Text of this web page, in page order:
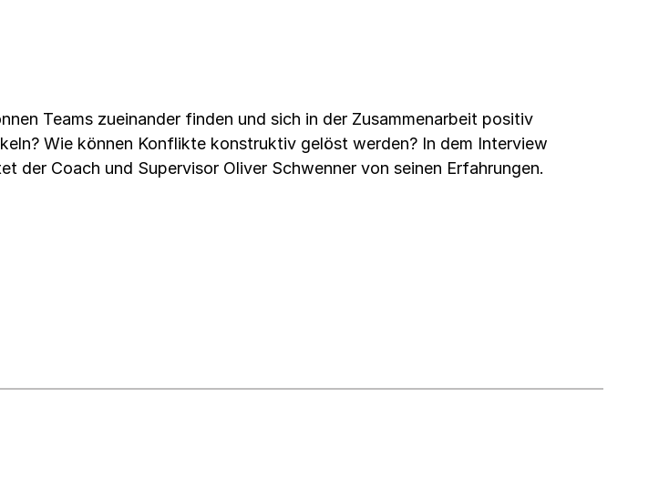
Teams zueinander finden und sich in der Zusammenarbeit positiv
Wie können Konflikte konstruktiv gelöst werden? In dem Interview
der Coach und Supervisor Oliver Schwenner von seinen Erfahrungen.